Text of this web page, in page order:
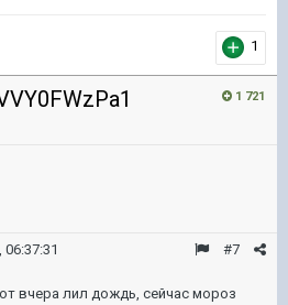
1
1 721
#7
06:37:31
вчера лил дождь, сейчас мороз